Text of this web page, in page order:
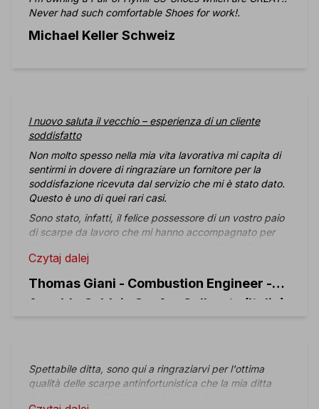
Never had such comfortable Shoes for work!.
Michael Keller Schweiz
l nuovo saluta il vecchio – esperienza di un cliente
soddisfatto
Non molto spesso nella mia vita lavorativa mi capita di
sentirmi in dovere di ringraziare un fornitore per la
soddisfazione ricevuta dal servizio che mi è stato dato.
Questo è uno di quei rari casi.
Sono stato, infatti, il felice possessore di un vostro paio
di scarpe da lavoro che mi hanno accompagnato per
questa tipologia di scarpe in quanto i cantieri nei quali
luoghi caldi (a volte anche troppo a mio parere), ed
avevo quindi l’esigenza di un prodotto si’ robusto (sono
hanno sempre salvato i piedi da brutte situazioni senza
dover ricorrere a compromessi in termini di comodità.
Hanno lavorato nel carbone, nella lana di roccia, su
Czytaj dalej
Thomas Giani - Combustion Engineer -
Ansaldo Caldaie S.p.A. - Gallarate (Italia)
Spettabile ditta, sono qui a ringraziarvi per l'ottima
qualità delle scarpe antinfortunistica che la mia ditta